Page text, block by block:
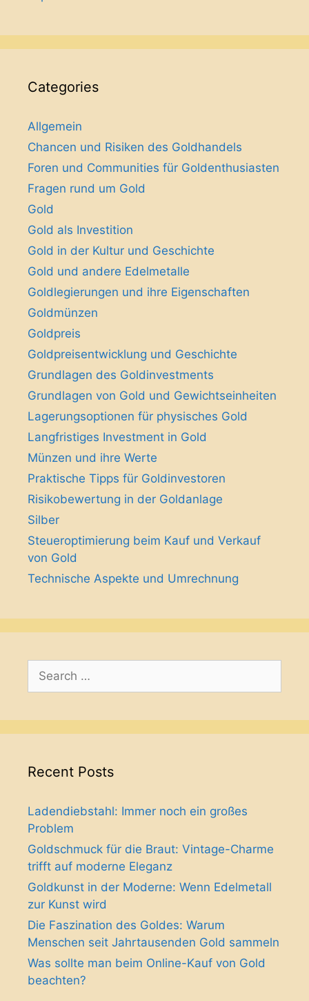
Categories
Allgemein
Chancen und Risiken des Goldhandels
Foren und Communities für Goldenthusiasten
Fragen rund um Gold
Gold
Gold als Investition
Gold in der Kultur und Geschichte
Gold und andere Edelmetalle
Goldlegierungen und ihre Eigenschaften
Goldmünzen
Goldpreis
Goldpreisentwicklung und Geschichte
Grundlagen des Goldinvestments
Grundlagen von Gold und Gewichtseinheiten
Lagerungsoptionen für physisches Gold
Langfristiges Investment in Gold
Münzen und ihre Werte
Praktische Tipps für Goldinvestoren
Risikobewertung in der Goldanlage
Silber
Steueroptimierung beim Kauf und Verkauf
von Gold
Technische Aspekte und Umrechnung
Search
for:
Recent Posts
Ladendiebstahl: Immer noch ein großes
Problem
Goldschmuck für die Braut: Vintage-Charme
trifft auf moderne Eleganz
Goldkunst in der Moderne: Wenn Edelmetall
zur Kunst wird
Die Faszination des Goldes: Warum
Menschen seit Jahrtausenden Gold sammeln
Was sollte man beim Online-Kauf von Gold
beachten?